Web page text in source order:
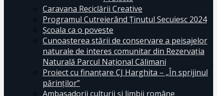
Caravana Reciclării Creative
Programul Cutreierând Ținutul Secuiesc 2024
Școala ca o poveste
Cunoaşterea stării de conservare a peisajelor
naturale de interes comunitar din Rezervaţia
Naturală Parcul Naţional Călimani
Proiect cu finanţare CJ Harghita – „În sprijinul
părinţilor”
Ambasadorii culturii și limbii române